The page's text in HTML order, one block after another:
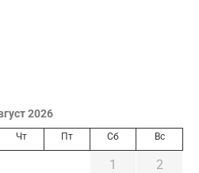
2026
Чт Пт Сб Вс
1
2